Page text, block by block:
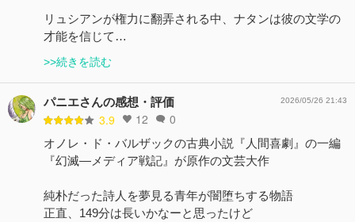
リュシアンが権力に翻弄される中、ナタンは彼の文学の
才能を信じて…
>>続きを読む
パニエさんの感想・評価
3.9 12 0
2026/05/26 21:43
オノレ・ド・バルザックの古典小説『人間喜劇』の一編
『幻滅―メディア戦記』が原作の文芸大作
純朴だった詩人を夢見る青年が闇堕ちする物語
正直、149分は長いかなーと思ったけど